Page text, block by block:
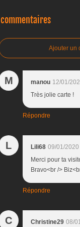
commentaires
Ajouter un
M manou 12/01/
Très jolie carte !
Répondre
L Lili68 09/01/2020
Merci pour ta
Bravo<br />
Répondre
C Christine29 08/